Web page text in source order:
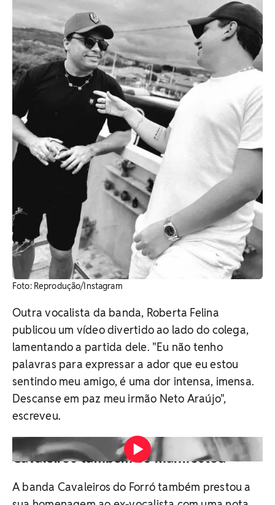
Foto: Reprodução/Instagram
Outra vocalista da banda, Roberta Felina
publicou um vídeo divertido ao lado do colega,
lamentando a partida dele. "Eu não tenho
palavras para expressar a ador que eu estou
sentindo meu amigo, é uma dor intensa, imensa.
Descanse em paz meu irmão Neto Araújo",
escreveu.
Cavaleiros também se manifestou
A banda Cavaleiros do Forró também prestou a